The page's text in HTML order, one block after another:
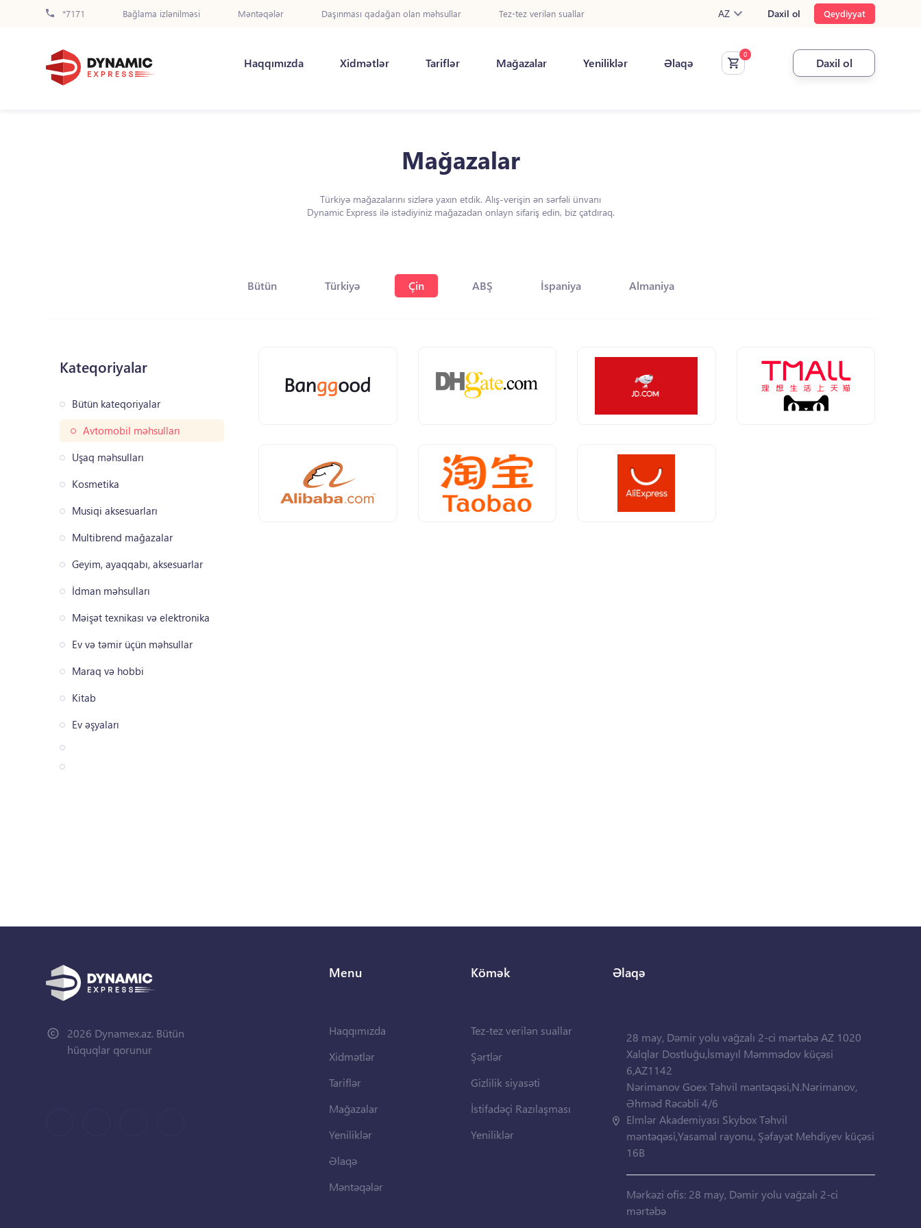
*7171 Bağlama izlənilməsi Məntəqələr Daşınması qadağan olan məhsullar Tez-tez verilən suallar AZ Daxil ol Qeydiyyat
Haqqımızda Xidmətlər Tariflər Mağazalar Yeniliklər Əlaqə Daxil ol
Mağazalar
Türkiyə mağazalarını sizlərə yaxın etdik. Alış-verişin ən sərfəli ünvanı
Dynamic Express ilə istədiyiniz mağazadan onlayn sifariş edin, biz çatdıraq.
Bütün Türkiyə Çin ABŞ İspaniya Almaniya
Kateqoriyalar
Bütün kateqoriyalar
Avtomobil məhsulları
Uşaq məhsulları
Kosmetika
Musiqi aksesuarları
Multibrend mağazalar
Geyim, ayaqqabı, aksesuarlar
İdman məhsulları
Məişət texnikası və elektronika
Ev və təmir üçün məhsullar
Maraq və hobbi
Kitab
Ev əşyaları
2026 Dynamex.az. Bütün
hüquqlar qorunur
Menu
Haqqımızda
Xidmətlər
Tariflər
Mağazalar
Yeniliklər
Əlaqə
Məntəqələr
Kömək
Tez-tez verilən suallar
Şərtlər
Gizlilik siyasəti
İstifadəçi Razılaşması
Yeniliklər
Əlaqə
28 may, Dəmir yolu vağzalı 2-ci mərtəbə AZ 1020
Xalqlar Dostluğu,İsmayıl Məmmədov küçəsi
6,AZ1142
Nərimanov Goex Təhvil məntəqəsi,N.Nərimanov,
Əhməd Rəcəbli 4/6
Elmlər Akademiyası Skybox Təhvil
məntəqəsi,Yasamal rayonu, Şəfayət Mehdiyev küçəsi
16B
Mərkəzi ofis: 28 may, Dəmir yolu vağzalı 2-ci
mərtəbə